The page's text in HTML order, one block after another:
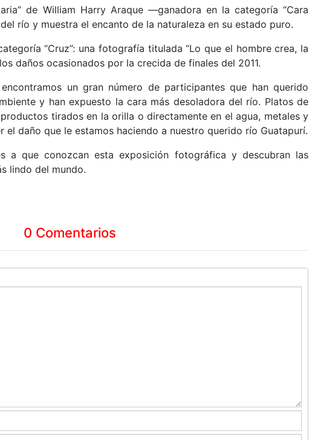
de William Harry Araque ––ganadora en la categoría “Cara
río y muestra el encanto de la naturaleza en su estado puro.
“Cruz”: una fotografía titulada “Lo que el hombre crea, la
daños ocasionados por la crecida de finales del 2011.
un gran número de participantes que han querido
y han expuesto la cara más desoladora del río. Platos de
tirados en la orilla o directamente en el agua, metales y
el daño que le estamos haciendo a nuestro querido río Guatapurí.
a que conozcan esta exposición fotográfica y descubran las
lindo del mundo.
0 Comentarios